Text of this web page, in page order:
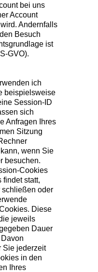
bei uns
Account
Andernfalls
Besuch
ist
GVO).
ich
beispielsweise
Session-ID
sich
Anfragen Ihres
Sitzung
wenn Sie
besuchen.
Cookies
findet statt,
oder
Diese
jeweils
Dauer
Sie jederzeit
in den
Ihres